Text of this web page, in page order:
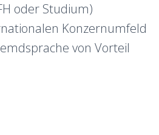
oder Studium)
Konzernumfeld
von Vorteil